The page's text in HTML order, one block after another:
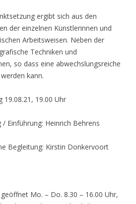
ergibt sich aus den
der einzelnen Künstlerinnen und
Arbeitsweisen. Neben der
Techniken und
so dass eine abwechslungsreiche
kann.
19.08.21, 19.00 Uhr
/ Einführung: Heinrich Behrens
Begleitung: Kirstin Donkervoort
geöffnet Mo. – Do. 8.30 – 16.00 Uhr,